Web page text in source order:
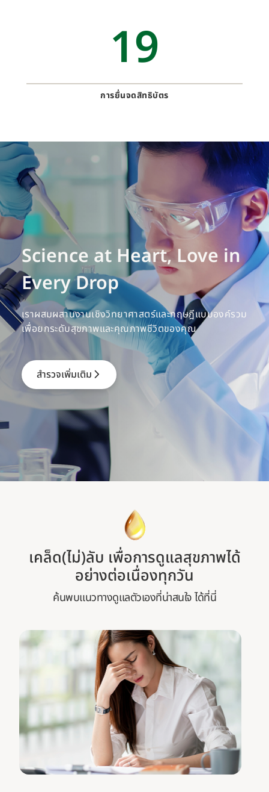
19
การยื่นจดสิทธิบัตร
Science at Heart, Love in
Every Drop
เราผสมผสานงานเชิงวิทยาศาสตร์และทฤษฎีแบบองค์รวม
เพื่อยกระดับสุขภาพและคุณภาพชีวิตของคุณ
สำรวจเพิ่มเติม
เคล็ด(ไม่)ลับ เพื่อการดูแลสุขภาพได้
อย่างต่อเนื่องทุกวัน
ค้นพบแนวทางดูแลตัวเองที่น่าสนใจ ได้ที่นี่